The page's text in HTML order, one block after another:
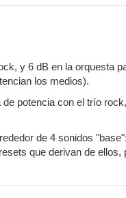
y 6 dB en la orquesta
los medios).
potencia con el trío
de 4 sonidos
que derivan de